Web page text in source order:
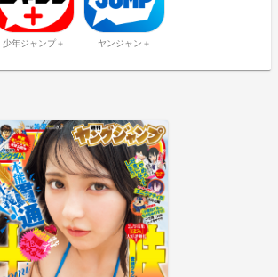
少年ジャンプ＋ ヤンジャン＋